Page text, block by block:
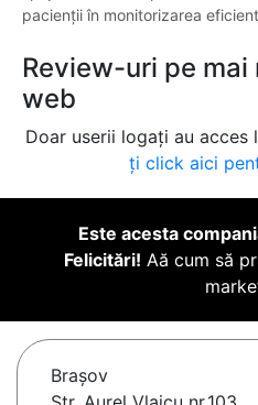
pacienții în monitorizarea
Review-uri pe
web
Doar userii logați au acces
ți click aici
Este acesta
Felicitări! Aă cum să
Braşov